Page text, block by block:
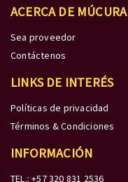
ACERCA DE MÚCURA
Sea proveedor
Contáctenos
LINKS DE INTERÉS
Políticas de privacidad
Términos & Condiciones
INFORMACIÓN
TEL.: +57 320 831 2536